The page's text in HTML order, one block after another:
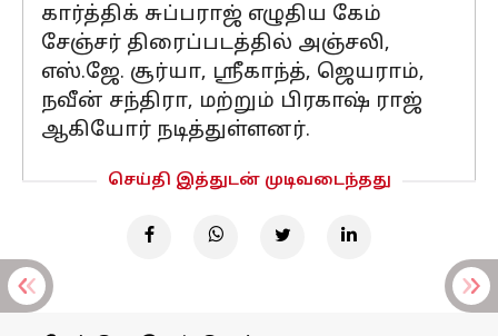
கார்த்திக் சுப்பராஜ் எழுதிய கேம்
சேஞ்சர் திரைப்படத்தில் அஞ்சலி,
எஸ்.ஜே. சூர்யா, ஸ்ரீகாந்த், ஜெயராம்,
நவீன் சந்திரா, மற்றும் பிரகாஷ் ராஜ்
ஆகியோர் நடித்துள்ளனர்.
செய்தி இத்துடன் முடிவடைந்தது